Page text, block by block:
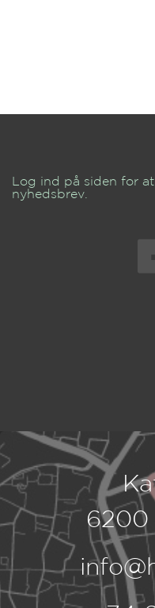
Log ind på siden for
nyhedsbrev.
6200